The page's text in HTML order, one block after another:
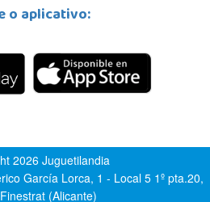
o aplicativo:
2026 Juguetilandia
García Lorca, 1 - Local 5 1º pta.20,
(Alicante)